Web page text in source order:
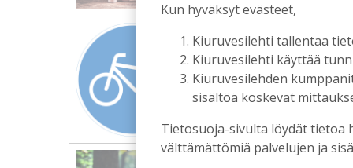
Tilaajille
Vilho Ruotsalainen
Leikkausten ja
Kun hyväksyt evästeet,
Kiuruvesilehti tallentaa
Kiuruvesilehti käyttää
Kiuruvesilehden
sisältöä koskevat
Tietosuoja-sivulta löydät tietoa
välttämättömiä palvelujen ja